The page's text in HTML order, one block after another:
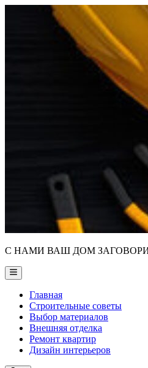
С НАМИ ВАШ ДОМ
Main
Menu
Главная
Строительные советы
Выбор материалов
Внешняя отделка
Ремонт квартир
Дизайн интерьеров